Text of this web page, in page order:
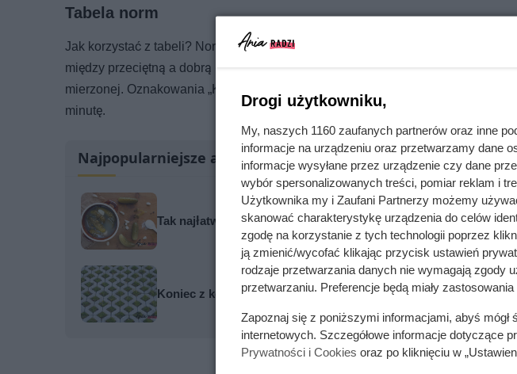
Tabela norm
Jak korzystać z tabeli? Norma to puls jaki ma większość ludzi w danym wieku w
między przeciętną a dobrą kondycją, to nie ma powodów do niepokoju.
mierzonej. Oznakowania „K” i „M” oznaczają odpowiednio kobietę i mężczyznę.
minutę.
Najpopularniejsze artykuły
Tak najłatwiej zepsuć ogórki kiszone. Przez ten błąd tracą
Koniec z kostką brukową? Te nawierzchnie robią lepszą robotę
Drogi użytkowniku,
My, naszych 1160 zaufanych partnerów oraz inne
informacje na urządzeniu oraz przetwarzamy dane
informacje wysyłane przez urządzenie czy dane
wybór spersonalizowanych treści, pomiar reklam i
Użytkownika my i Zaufani Partnerzy możemy
skanować charakterystykę urządzenia do celów
zgodę na korzystanie z tych technologii poprzez
ją zmienić/wycofać klikając przycisk ustawień
rodzaje przetwarzania danych nie wymagają zgody
przetwarzaniu. Preferencje będą miały
Zapoznaj się z poniższymi informacjami, abyś
internetowych. Szczegółowe informacje dotyczące
Prywatności i Cookies oraz po kliknięciu w